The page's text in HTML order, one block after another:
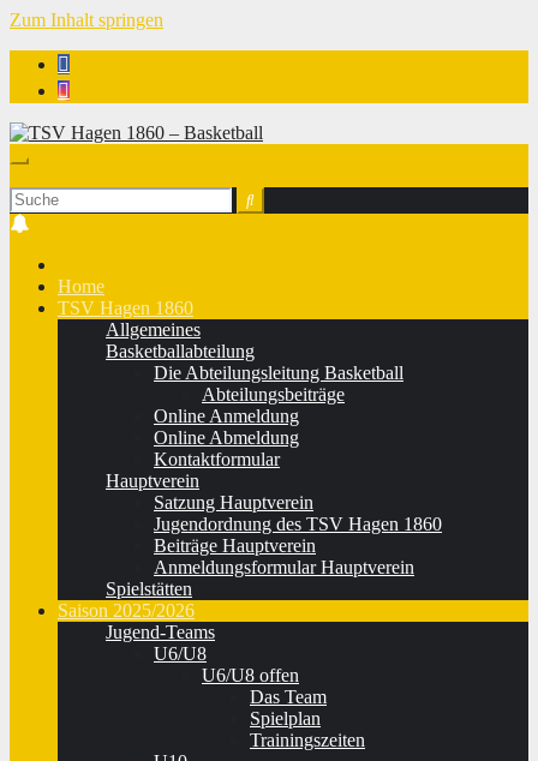
Zum Inhalt springen
Home
TSV Hagen 1860
Allgemeines
Basketballabteilung
Die Abteilungsleitung Basketball
Abteilungsbeiträge
Online Anmeldung
Online Abmeldung
Kontaktformular
Hauptverein
Satzung Hauptverein
Jugendordnung des TSV Hagen 1860
Beiträge Hauptverein
Anmeldungsformular Hauptverein
Spielstätten
Saison 2025/2026
Jugend-Teams
U6/U8
U6/U8 offen
Das Team
Spielplan
Trainingszeiten